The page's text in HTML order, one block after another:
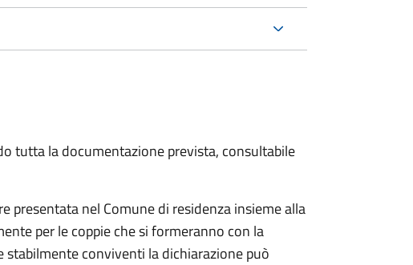
tutta la documentazione prevista, consultabile
presentata nel Comune di residenza insieme alla
per le coppie che si formeranno con la
stabilmente conviventi la dichiarazione può